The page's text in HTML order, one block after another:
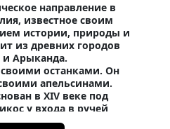
направление в
известное своим
истории, природы и
из древних городов
Арыканда.
останками. Он
апельсинами.
в XIV веке под
у входа в ручей
Название Финике